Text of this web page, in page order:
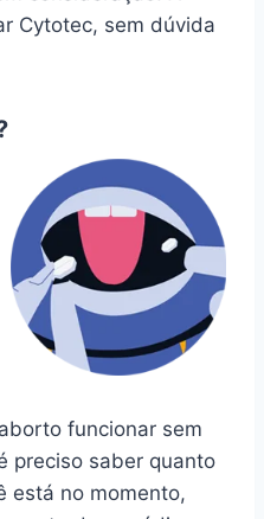
Cytotec, sem dúvida
funcionar sem
preciso saber quanto
está no momento,